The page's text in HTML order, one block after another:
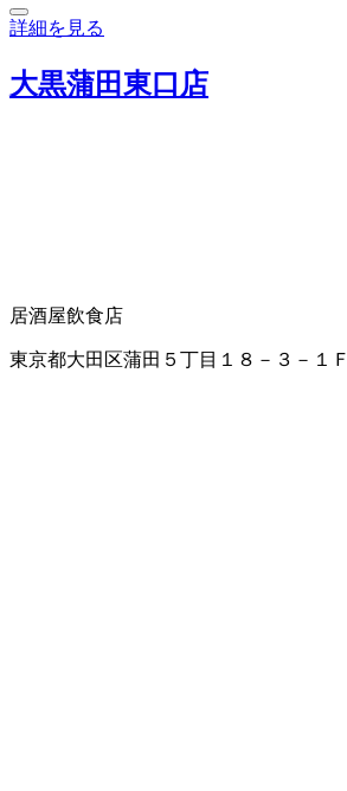
詳細を見る
大黒蒲田東口店
居酒屋飲食店
東京都大田区蒲田５丁目１８－３－１Ｆ